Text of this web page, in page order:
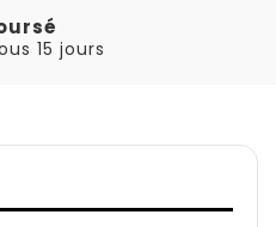
15 jours